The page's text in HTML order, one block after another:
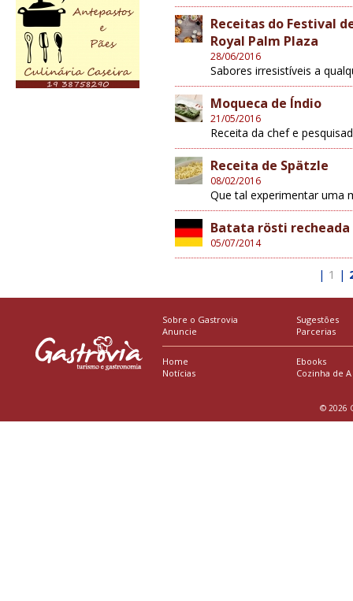
Receitas do Festival
Royal Palm Plaza
28/06/2016
Sabores irresistíveis a
Moqueca de Índio
21/05/2016
Receita da chef e
Receita de Spätzle
08/02/2016
Que tal experimentar uma
Batata rösti
05/07/2014
| 1 |
Sobre o Gastrovia
Anuncie
Sugestões
Parcerias
Home
Notícias
Ebooks
Cozinha de A
© 2026